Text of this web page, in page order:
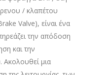
/ κλαπέτου
Valve), είναι ένα
την απόδοση
και την
Ακολουθεί μια